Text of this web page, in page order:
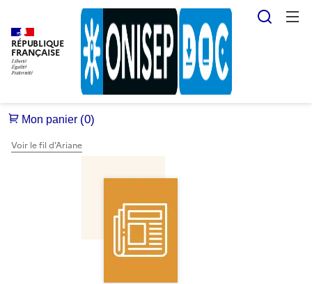
RÉPUBLIQUE
FRANÇAISE
Voir le fil d’Ariane